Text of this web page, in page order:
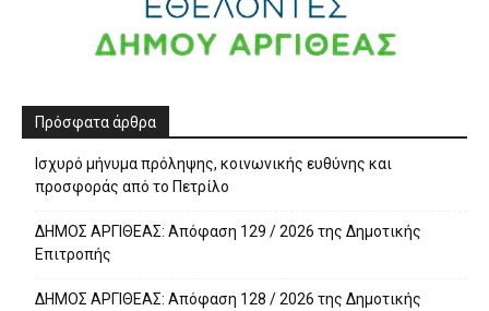
Πρόσφατα άρθρα
Ισχυρό μήνυμα πρόληψης, κοινωνικής ευθύνης και
προσφοράς από το Πετρίλο
ΔΗΜΟΣ ΑΡΓΙΘΕΑΣ: Απόφαση 129 / 2026 της Δημοτικής
Επιτροπής
ΔΗΜΟΣ ΑΡΓΙΘΕΑΣ: Απόφαση 128 / 2026 της Δημοτικής